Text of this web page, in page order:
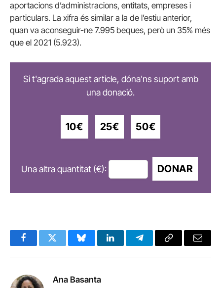
aportacions d’administracions, entitats, empreses i
particulars. La xifra és similar a la de l’estiu anterior,
quan va aconseguir-ne 7.995 beques, però un 35% més
que el 2021 (5.923).
Si t'agrada aquest article, dóna'ns suport amb
una donació.
10€ 25€ 50€
Una altra quantitat (€): DONAR
FacebookTwitter BlueskyLinkedInTelegramCopy
Email
Ana Basanta